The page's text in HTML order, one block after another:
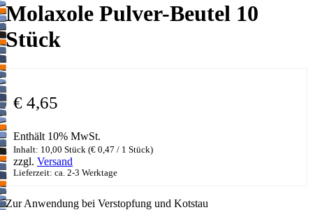
Molaxole Pulver-Beutel 10
Stück
€ 4,65
Enthält 10% MwSt.
Inhalt: 10,00 Stück (€ 0,47 / 1 Stück)
zzgl. Versand
Lieferzeit: ca. 2-3 Werktage
Zur Anwendung bei Verstopfung und Kotstau